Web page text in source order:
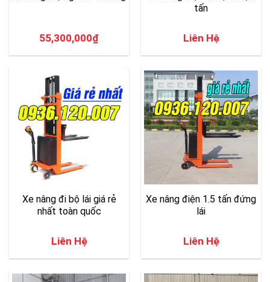
55,300,000₫
tấn
Liên Hệ
Xe nâng đi bộ lái giá rẻ
nhất toàn quốc
Liên Hệ
Xe nâng điện 1.5 tấn đứng
lái
Liên Hệ